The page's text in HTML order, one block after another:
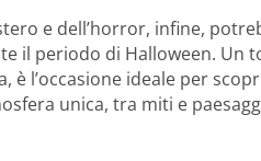
e dell’horror, infine,
il periodo di Halloween. Un
è l’occasione ideale per
unica, tra miti e